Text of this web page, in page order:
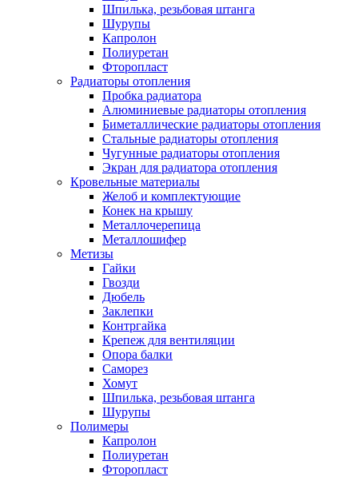
Шпилька, резьбовая штанга
Шурупы
Капролон
Полиуретан
Фторопласт
Радиаторы отопления
Пробка радиатора
Алюминиевые радиаторы отопления
Биметаллические радиаторы отопления
Стальные радиаторы отопления
Чугунные радиаторы отопления
Экран для радиатора отопления
Кровельные материалы
Желоб и комплектующие
Конек на крышу
Металлочерепица
Металлошифер
Метизы
Гайки
Гвозди
Дюбель
Заклепки
Контргайка
Крепеж для вентиляции
Опора балки
Саморез
Хомут
Шпилька, резьбовая штанга
Шурупы
Полимеры
Капролон
Полиуретан
Фторопласт